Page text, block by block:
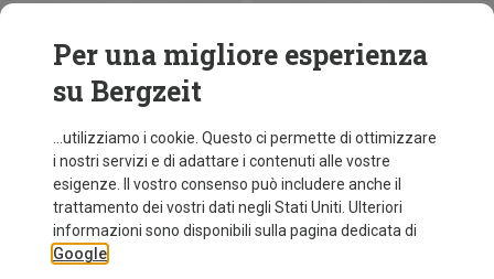
Risparmi 23%
Wechsel
Tenda Voyager Travelline
581,95 €
Per una migliore esperienza
su Bergzeit
...utilizziamo i cookie. Questo ci permette di ottimizzare
i nostri servizi e di adattare i contenuti alle vostre
esigenze. Il vostro consenso può includere anche il
trattamento dei vostri dati negli Stati Uniti. Ulteriori
informazioni sono disponibili sulla pagina dedicata di
Google